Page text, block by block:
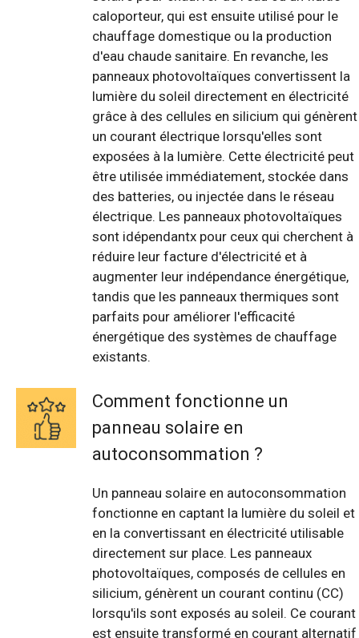
caloporteur, qui est ensuite utilisé pour le
chauffage domestique ou la production
d'eau chaude sanitaire. En revanche, les
panneaux photovoltaïques convertissent la
lumière du soleil directement en électricité
grâce à des cellules en silicium qui génèrent
un courant électrique lorsqu'elles sont
exposées à la lumière. Cette électricité peut
être utilisée immédiatement, stockée dans
des batteries, ou injectée dans le réseau
électrique. Les panneaux photovoltaïques
sont idépendantx pour ceux qui cherchent à
réduire leur facture d'électricité et à
augmenter leur indépendance énergétique,
tandis que les panneaux thermiques sont
parfaits pour améliorer l'efficacité
énergétique des systèmes de chauffage
existants.
Comment fonctionne un
panneau solaire en
autoconsommation ?
Un panneau solaire en autoconsommation
fonctionne en captant la lumière du soleil et
en la convertissant en électricité utilisable
directement sur place. Les panneaux
photovoltaïques, composés de cellules en
silicium, génèrent un courant continu (CC)
lorsqu'ils sont exposés au soleil. Ce courant
est ensuite transformé en courant alternatif